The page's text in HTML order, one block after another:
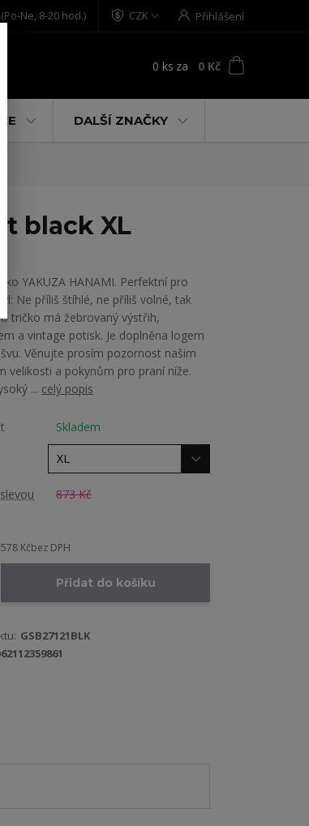
CZK Přihlášení
(Po-Ne, 8-20 hod.)
0 ks za 0 Kč
DALŠÍ ZNAČKY
black XL
YAKUZA HANAMI. Perfektní pro
Ne příliš štíhlé, ne příliš volné, tak
tričko má žebrovaný výstřih,
a vintage potisk. Je doplněna logem
Věnujte prosím pozornost našim
velikosti a pokynům pro praní níže.
... celý popis
Skladem
873 Kč
578 Kčbez DPH
Přidat do košíku
GSB27121BLK